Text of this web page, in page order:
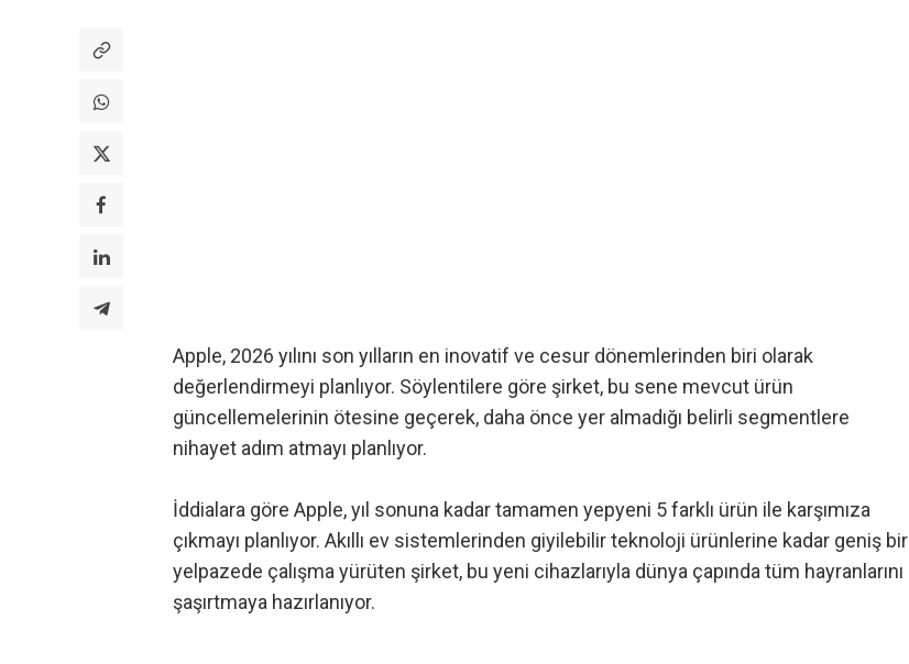
Apple, 2026 yılını son yılların en inovatif ve cesur dönemlerinden biri olarak
değerlendirmeyi planlıyor. Söylentilere göre şirket, bu sene mevcut ürün
güncellemelerinin ötesine geçerek, daha önce yer almadığı belirli segmentlere
nihayet adım atmayı planlıyor.
İddialara göre Apple, yıl sonuna kadar tamamen yepyeni 5 farklı ürün ile karşımıza
çıkmayı planlıyor. Akıllı ev sistemlerinden giyilebilir teknoloji ürünlerine kadar geniş bir
yelpazede çalışma yürüten şirket, bu yeni cihazlarıyla dünya çapında tüm hayranlarını
şaşırtmaya hazırlanıyor.